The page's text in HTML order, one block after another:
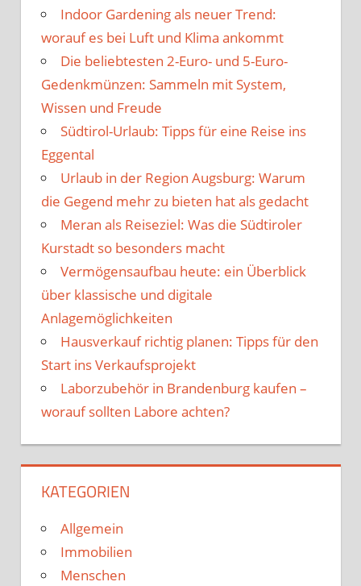
Indoor Gardening als neuer Trend:
worauf es bei Luft und Klima ankommt
Die beliebtesten 2-Euro- und 5-Euro-
Gedenkmünzen: Sammeln mit System,
Wissen und Freude
Südtirol-Urlaub: Tipps für eine Reise ins
Eggental
Urlaub in der Region Augsburg: Warum
die Gegend mehr zu bieten hat als gedacht
Meran als Reiseziel: Was die Südtiroler
Kurstadt so besonders macht
Vermögensaufbau heute: ein Überblick
über klassische und digitale
Anlagemöglichkeiten
Hausverkauf richtig planen: Tipps für den
Start ins Verkaufsprojekt
Laborzubehör in Brandenburg kaufen –
worauf sollten Labore achten?
KATEGORIEN
Allgemein
Immobilien
Menschen